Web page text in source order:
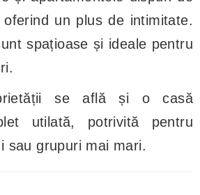
un plus de intimitate.
spațioase și ideale pentru
se află și o casă
utilată, potrivită pentru
sau grupuri mai mari.